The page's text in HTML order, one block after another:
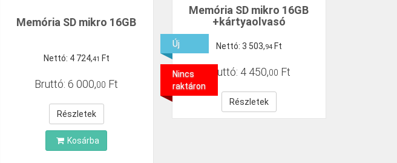
Memória SD mikro 16GB
Nettó: 4 724,41 Ft
Bruttó: 6 000,00 Ft
Részletek
Kosárba
Memória SD mikro 16GB
+kártyaolvasó
Nettó: 3 503,94 Ft
Bruttó: 4 450,00 Ft
Részletek
Új
Nincs
raktáron